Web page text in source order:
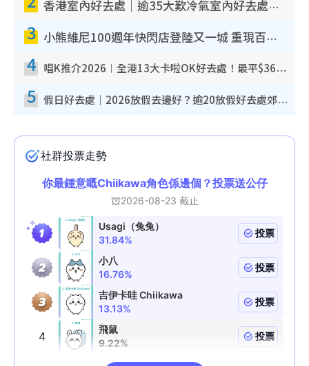
香港室內好去處｜逾35大歎冷氣室內好去處推介 室內活動免費避雨無懼落雨
3 小熊維尼100週年快閃店登陸又一城 重現百畝森林經典場景／獨家限定盲盒登場／專屬DIY香水
4 唱K推介2026︱全港13大卡啦OK好去處！最平$36起 日文K都有！(附地址+收費詳情)
5 假日好去處｜2026放假去邊好？逾20放假好去處郊外/秘景 休閒半日或一日遊